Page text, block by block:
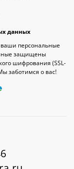
данных
ваши персональные
защищены
шифрования (SSL-
заботимся о вас!